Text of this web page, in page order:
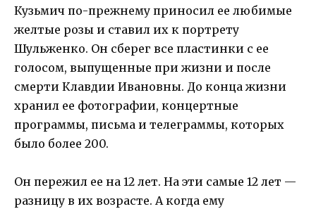
Кузьмич по-прежнему приносил ее любимые
желтые розы и ставил их к портрету
Шульженко. Он сберег все пластинки с ее
голосом, выпущенные при жизни и после
смерти Клавдии Ивановны. До конца жизни
хранил ее фотографии, концертные
программы, письма и телеграммы, которых
было более 200.
Он пережил ее на 12 лет. На эти самые 12 лет —
разницу в их возрасте. А когда ему